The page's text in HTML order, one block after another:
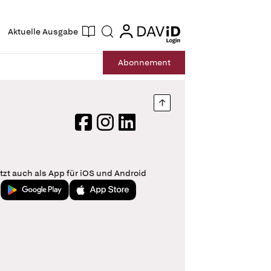
Aktuelle Ausgabe Suche login
login
Abonnement
Nach oben springen
FacebookInstagram
LinkedIn
auch als App für iOS und Android
Jetzt bei Google PlayLaden im App Store